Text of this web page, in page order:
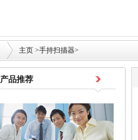
主页 >手持扫描器>
产品推荐